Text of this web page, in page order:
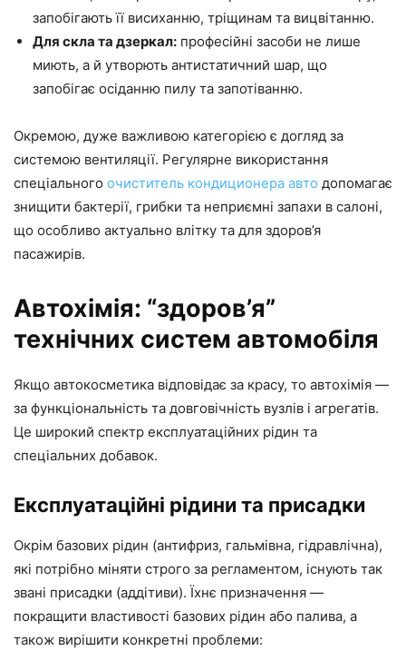
запобігають її висиханню, тріщинам та вицвітанню.
Для скла та дзеркал: професійні засоби не лише
миють, а й утворють антистатичний шар, що
запобігає осіданню пилу та запотіванню.
Окремою, дуже важливою категорією є догляд за
системою вентиляції. Регулярне використання
спеціального очиститель кондиционера авто допомагає
знищити бактерії, грибки та неприємні запахи в салоні,
що особливо актуально влітку та для здоров’я
пасажирів.
Автохімія: “здоров’я”
технічних систем автомобіля
Якщо автокосметика відповідає за красу, то автохімія —
за функціональність та довговічність вузлів і агрегатів.
Це широкий спектр експлуатаційних рідин та
спеціальних добавок.
Експлуатаційні рідини та присадки
Окрім базових рідин (антифриз, гальмівна, гідравлічна),
які потрібно міняти строго за регламентом, існують так
звані присадки (аддітиви). Їхнє призначення —
покращити властивості базових рідин або палива, а
також вирішити конкретні проблеми: